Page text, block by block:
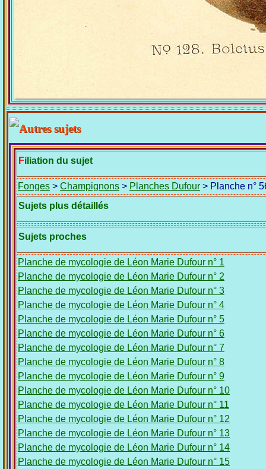
Filiation du sujet
Fonges > Champignons > Planches Dufour > Planche n°
Sujets plus détaillés
Sujets proches
Planche de mycologie de Léon Marie Dufour n° 1
Planche de mycologie de Léon Marie Dufour n° 2
Planche de mycologie de Léon Marie Dufour n° 3
Planche de mycologie de Léon Marie Dufour n° 4
Planche de mycologie de Léon Marie Dufour n° 5
Planche de mycologie de Léon Marie Dufour n° 6
Planche de mycologie de Léon Marie Dufour n° 7
Planche de mycologie de Léon Marie Dufour n° 8
Planche de mycologie de Léon Marie Dufour n° 9
Planche de mycologie de Léon Marie Dufour n° 10
Planche de mycologie de Léon Marie Dufour n° 11
Planche de mycologie de Léon Marie Dufour n° 12
Planche de mycologie de Léon Marie Dufour n° 13
Planche de mycologie de Léon Marie Dufour n° 14
Planche de mycologie de Léon Marie Dufour n° 15